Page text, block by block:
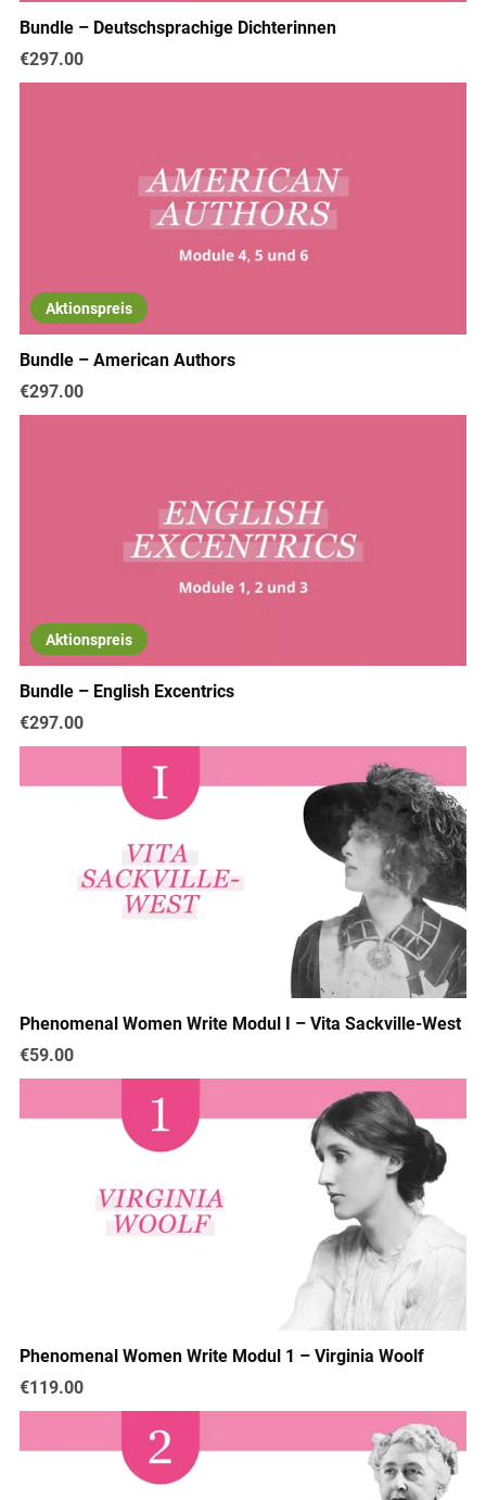
Bundle – Deutschsprachige Dichterinnen
€297.00
Aktionspreis
Bundle – American Authors
€297.00
Aktionspreis
Bundle – English Excentrics
€297.00
Phenomenal Women Write Modul I – Vita Sackville-West
€59.00
Phenomenal Women Write Modul 1 – Virginia Woolf
€119.00